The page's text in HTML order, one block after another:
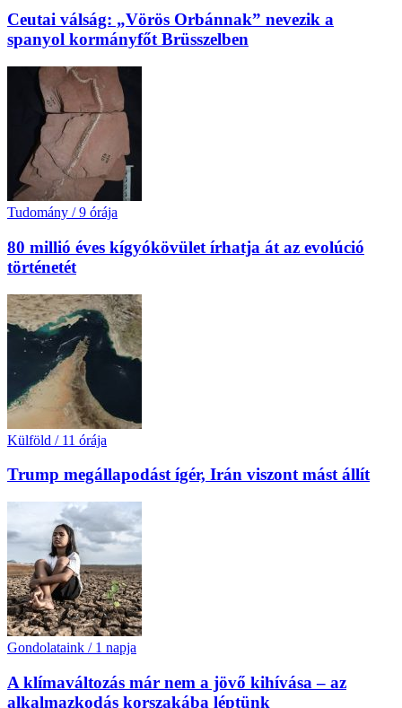
Ceutai válság: „Vörös Orbánnak” nevezik a
spanyol kormányfőt Brüsszelben
Tudomány / 9 órája
80 millió éves kígyókövület írhatja át az evolúció
történetét
Külföld / 11 órája
Trump megállapodást ígér, Irán viszont mást állít
Gondolataink / 1 napja
A klímaváltozás már nem a jövő kihívása – az
alkalmazkodás korszakába léptünk